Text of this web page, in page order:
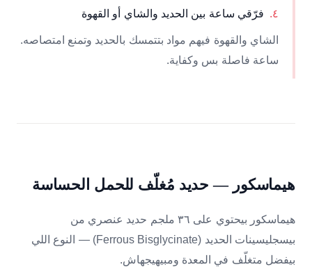
٤. فرّقي ساعة بين الحديد والشاي أو القهوة
الشاي والقهوة فيهم مواد بتتمسك بالحديد وتمنع امتصاصه.
ساعة فاصلة بس وكفاية.
هيماسكور — حديد مُغلّف للحمل الحساسة
هيماسكور بيحتوي على ٣٦ ملجم حديد عنصري من
بيسجليسينات الحديد (Ferrous Bisglycinate) — النوع اللي
بيفضل متغلّف في المعدة ومبيهيجهاش.